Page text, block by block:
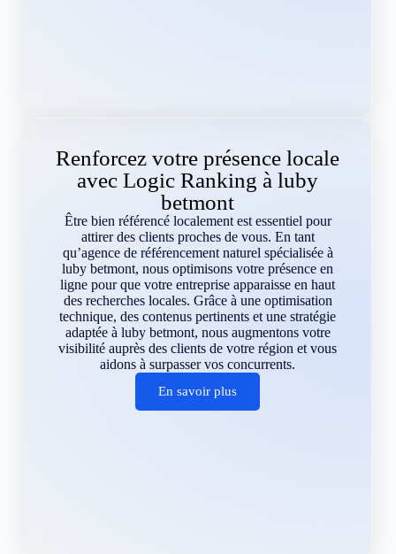
Renforcez votre présence locale
avec Logic Ranking à luby
betmont
Être bien référencé localement est essentiel pour
attirer des clients proches de vous. En tant
qu’agence de référencement naturel spécialisée à
luby betmont, nous optimisons votre présence en
ligne pour que votre entreprise apparaisse en haut
des recherches locales. Grâce à une optimisation
technique, des contenus pertinents et une stratégie
adaptée à luby betmont, nous augmentons votre
visibilité auprès des clients de votre région et vous
aidons à surpasser vos concurrents.
En savoir plus